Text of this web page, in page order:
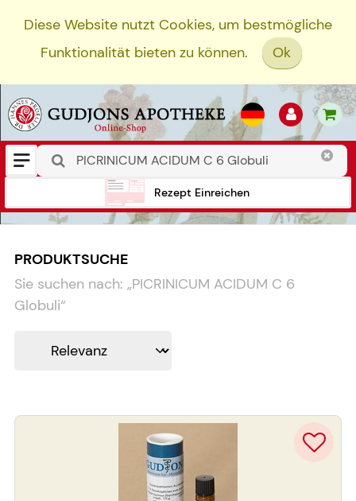
Diese Website nutzt Cookies, um bestmögliche
Funktionalität bieten zu können.
Ok
Rezept Einreichen
PRODUKTSUCHE
Sie suchen nach: „PICRINICUM ACIDUM C 6
Globuli“